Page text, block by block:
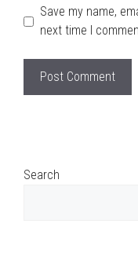
Save my name,
next time I
Search